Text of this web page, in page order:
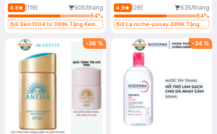
50ml
4.8 (119)
905/tháng
64%
Bill Skin1004 từ 399k Tặng Kem
SPF 50+ 20ml (SL Có Hạn)
Kiềm Dầu 50ml
4.9 (28)
635/tháng
64%
Bill La roche-posay 399K Tặng
(SL có hạn)
-36 % -34 %